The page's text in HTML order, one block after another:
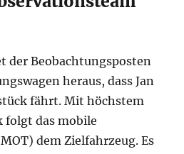
der Beobachtungsposten
heraus, dass Jan
fährt. Mit höchstem
folgt das mobile
dem Zielfahrzeug. Es